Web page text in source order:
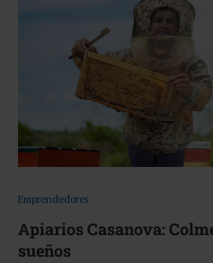
Emprendedores
Apiarios Casanova:
sueños